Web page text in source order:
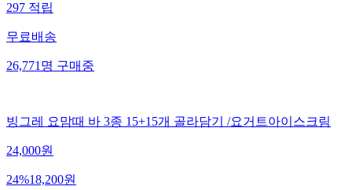
297 적립
무료배송
26,771 명 구매중
빙그레 요맘때 바 3종 15+15개 골라담기 /요거트아이스크림
24,000원
24%18,200원